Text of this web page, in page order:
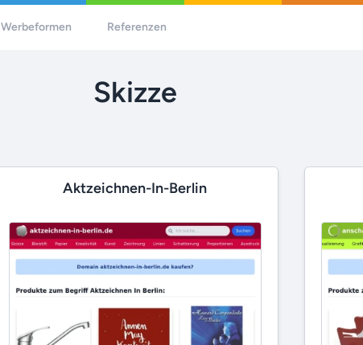
Werbeformen Referenzen
Skizze
Aktzeichnen-In-Berlin